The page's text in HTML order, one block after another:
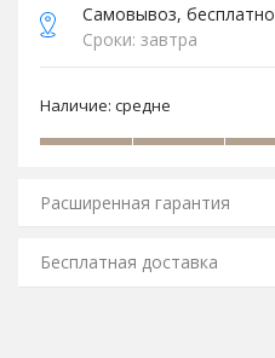
Самовывоз, бесплатно
Сроки: завтра
Наличие: средне
Расширенная гарантия
Бесплатная доставка